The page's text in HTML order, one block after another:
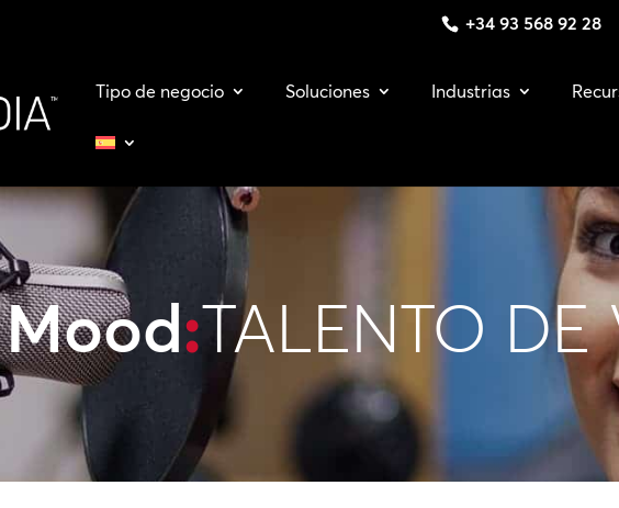
+34 93 568 92 28
Tipo de negocio Soluciones Industrias
Mood:TALENTO DE